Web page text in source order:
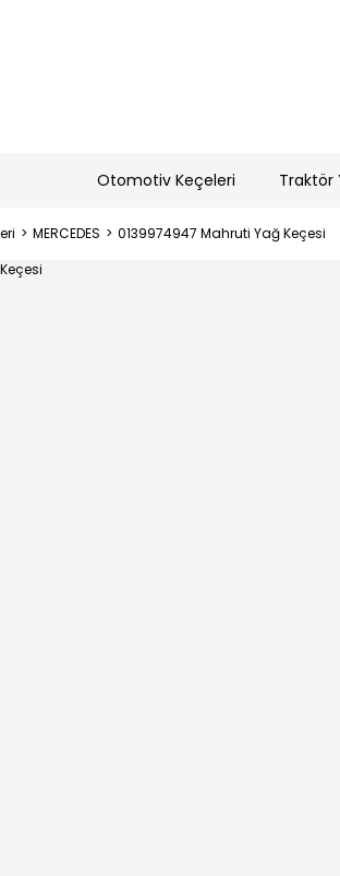
Otomotiv Keçeleri Traktör
MERCEDES 0139974947 Mahruti Yağ Keçesi